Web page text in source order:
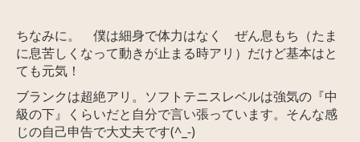
ちなみに。 僕は細身で体力はなく ぜん息もち（たま
に息苦しくなって動きが止まる時アリ）だけど基本はと
ても元気！
ブランクは超絶アリ。ソフトテニスレベルは強気の『中
級の下』くらいだと自分で言い張っています。そんな感
じの自己申告で大丈夫です(^_-)